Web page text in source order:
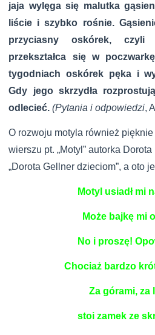
jaja wylęga się malutka
liście i szybko rośnie.
przyciasny oskórek,
przekształca się w
tygodniach oskórek pęka i
Gdy jego skrzydła
odlecieć.(Pytania i odpowiedzi,
O rozwoju motyla również
wierszu pt. „Motyl” autorka
„Dorota Gellner dzieciom”, a oto
Motyl usiadł mi
Może bajkę mi
No i proszę!
Chociaż bardzo
Za górami, za
stoi zamek ze